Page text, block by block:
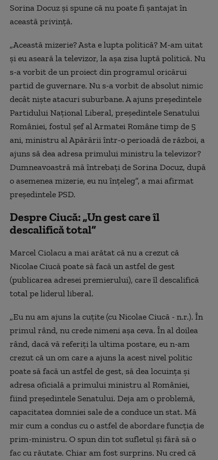
Sorina Docuz și spune că nu poate fi șantajat în
această privință.
„Această mizerie? Asta e lupta politică? M-am uitat
şi eu aseară la televizor, la aşa zisa luptă politică. Nu
s-a vorbit de un proiect din programul oricărui
partid de guvernare. Nu s-a vorbit de absolut nimic
decât nişte atacuri suburbane. A ajuns preşedintele
Partidului Naţional Liberal, preşedintele Senatului
României, fostul şef al Armatei Române timp de 5
ani, ministru al Apărării într-o perioadă de război, a
ajuns să dea adresa primului ministru la televizor?
Dumneavoastră mă întrebaţi de Sorina Docuz, după
o asemenea mizerie, eu nu înţeleg”, a mai afirmat
preşedintele PSD.
Despre Ciucă: „Un gest care îl
descalifică total”
Marcel Ciolacu a mai arătat că nu a crezut că
Nicolae Ciucă poate să facă un astfel de gest
(publicarea adresei premierului), care îl descalifică
total pe liderul liberal.
„Eu nu am ajuns la cuţite (cu Nicolae Ciucă - n.r.). În
primul rând, nu crede nimeni aşa ceva. În al doilea
rând, dacă vă referiţi la ultima postare, eu n-am
crezut că un om care a ajuns la acest nivel politic
poate să facă un astfel de gest, să dea locuinţa şi
adresa oficială a primului ministru al României,
fiind preşedintele Senatului. Deja am o problemă,
capacitatea domniei sale de a conduce un stat. Mă
mir cum a condus cu o astfel de abordare funcţia de
prim-ministru. O spun din tot sufletul şi fără să o
fac cu răutate. Chiar am fost surprins. Nu cred că